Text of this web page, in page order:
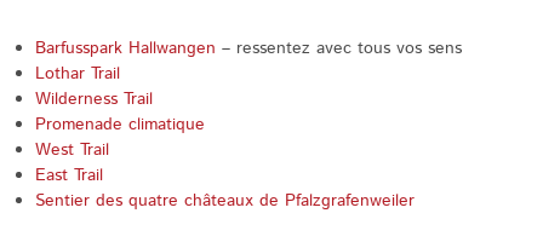
Barfusspark Hallwangen – ressentez avec tous vos sens
Lothar Trail
Wilderness Trail
Promenade climatique
West Trail
East Trail
Sentier des quatre châteaux de Pfalzgrafenweiler